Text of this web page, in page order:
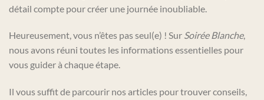
détail compte pour créer une journée inoubliable.
Heureusement, vous n’êtes pas seul(e) ! Sur Soirée Blanche,
nous avons réuni toutes les informations essentielles pour
vous guider à chaque étape.
Il vous suffit de parcourir nos articles pour trouver conseils,